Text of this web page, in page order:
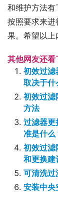
和维护方法
按照要求来
果。希望以上
其他网友还看
初效过
取决于什
初效过
方法
过滤器
准是什么
初效过
和更换建
可清洗过
安装中央